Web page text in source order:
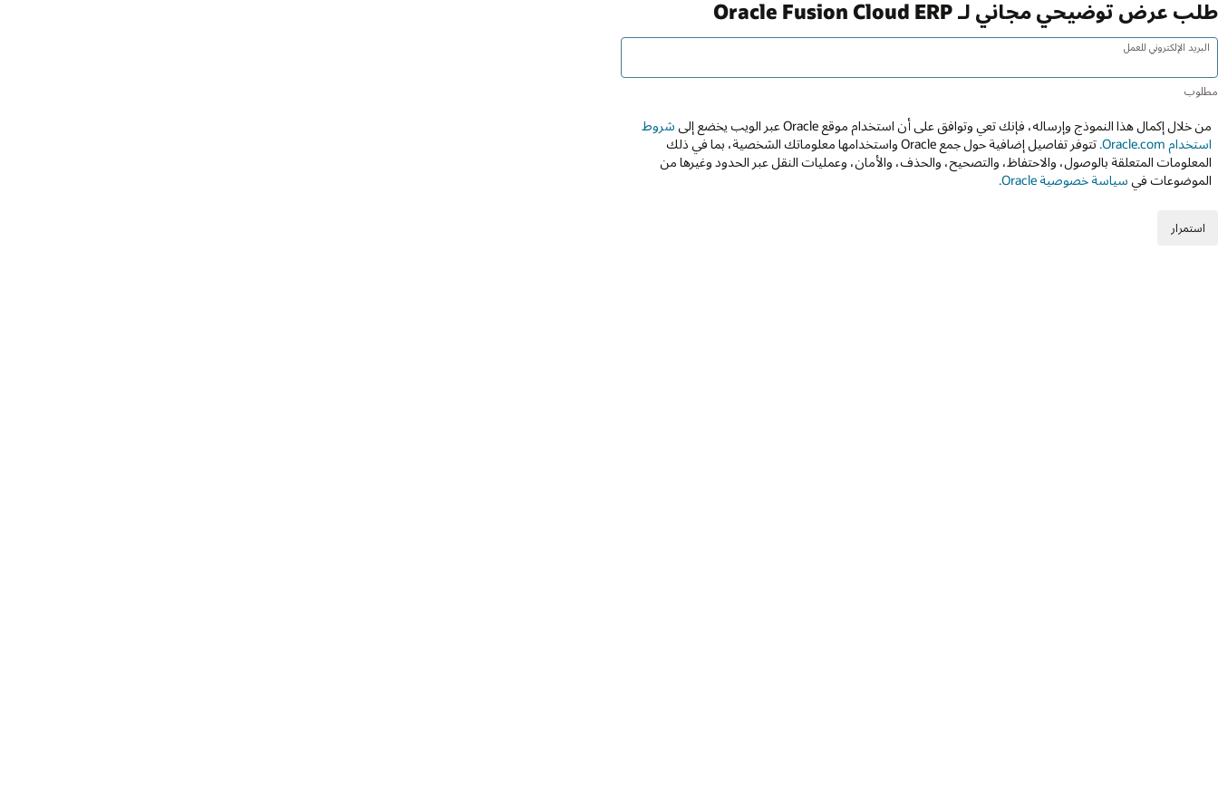
طلب عرض توضيحي مجاني لـ Oracle Fusion Cloud ERP
البريد الإلكتروني للعمل
من خلال إكمال هذا النموذج وإرساله، فإنك تعي وتوافق على أن استخدام موقع Oracle عبر الويب يخضع إلى
شروط
استخدام Oracle.com.
تتوفر تفاصيل إضافية حول جمع Oracle واستخدامها معلوماتك الشخصية، بما في ذلك
المعلومات المتعلقة بالوصول، والاحتفاظ، والتصحيح، والحذف، والأمان، وعمليات النقل عبر الحدود وغيرها من
الموضوعات في سياسة خصوصية Oracle.
استمرار